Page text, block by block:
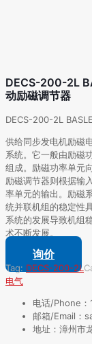
DECS-200-2L
动励磁调节器
DECS-200-2L
供给同步发电机励磁
系统。它一般由励磁
组成。励磁功率单元
励磁调节器则根据输
率单元的输出。励磁
统并联机组的稳定性
系统的发展导致机组
术不断发展。
询价
Tag: DECS-200-2L
电气
电话/Phone
邮箱/Email：
地址：漳州市